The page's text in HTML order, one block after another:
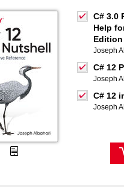
C# 3.0
Help
Edition
Joseph
C# 12
Joseph
C# 12
Joseph